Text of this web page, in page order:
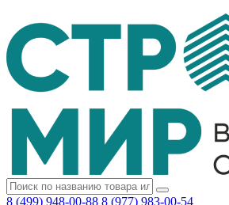
8 (499) 948-00-88 8 (977) 983-00-54